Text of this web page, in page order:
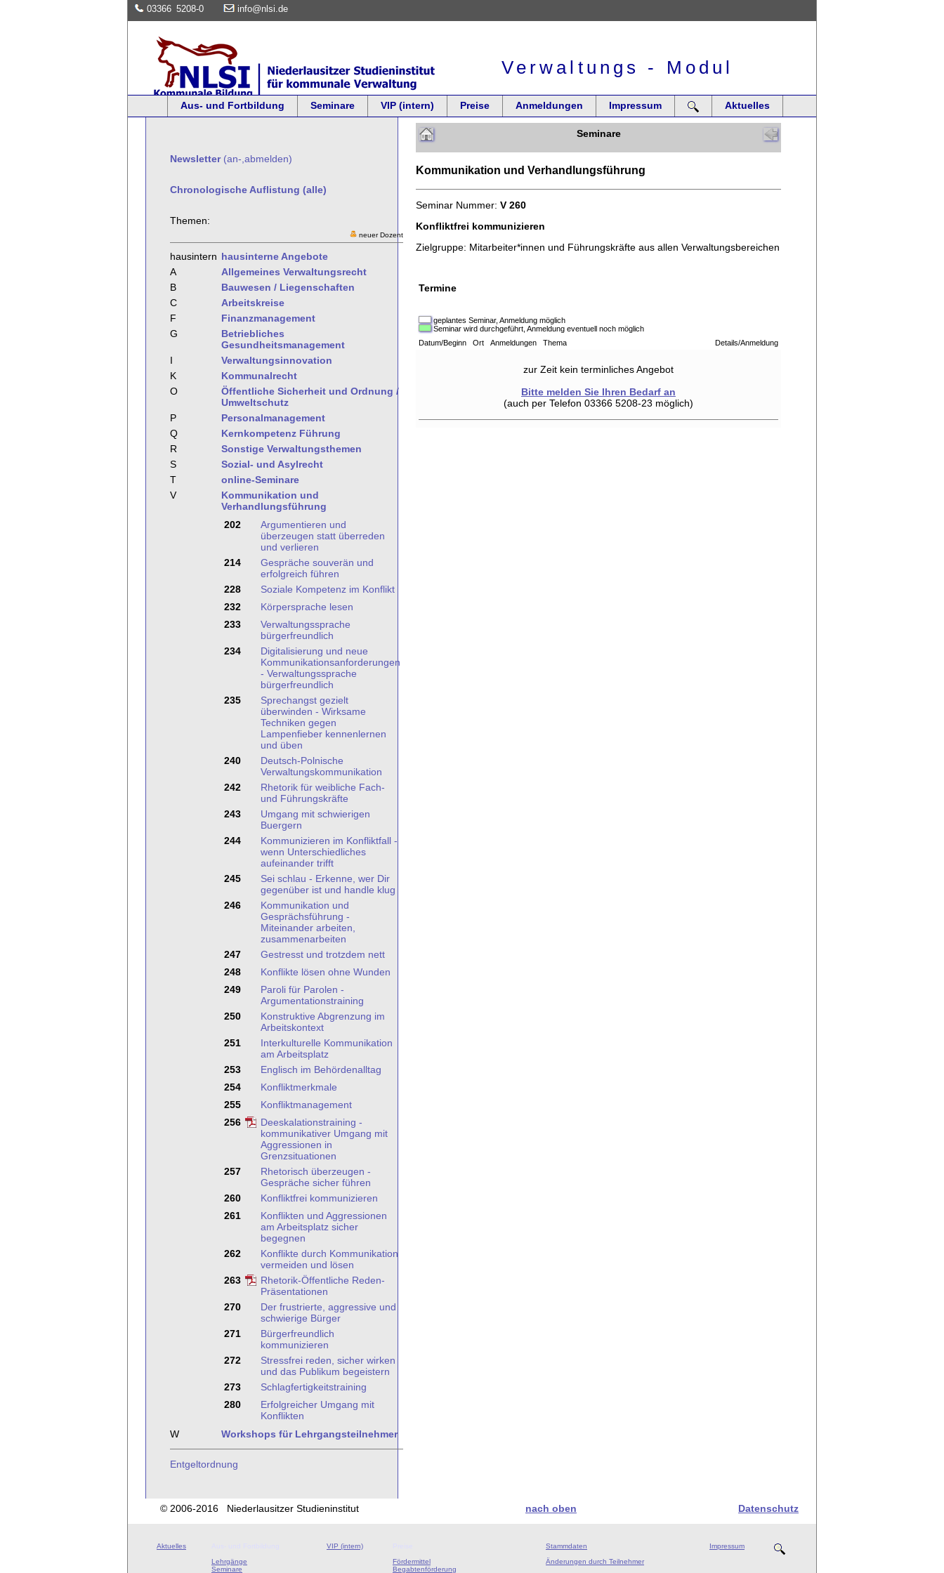
03366 5208-0 info@nlsi.de
Verwaltungs - Modul
Aus- und Fortbildung Seminare VIP (intern) Preise Anmeldungen Impressum Aktuelles
Newsletter(an-,abmelden)
Chronologische Auflistung (alle)
Themen:
neuer Dozent
hausintern hausinterne Angebote
A
Allgemeines Verwaltungsrecht
B
Bauwesen / Liegenschaften
C
Arbeitskreise
F
Finanzmanagement
G
Betriebliches
Gesundheitsmanagement
I
Verwaltungsinnovation
K
Kommunalrecht
O
Öffentliche Sicherheit und Ordnung /
Umweltschutz
P
Personalmanagement
Q
Kernkompetenz Führung
R
Sonstige Verwaltungsthemen
S
Sozial- und Asylrecht
T
online-Seminare
V
Kommunikation und
Verhandlungsführung
202
Argumentieren und
überzeugen statt überreden
und verlieren
214
Gespräche souverän und
erfolgreich führen
228
Soziale Kompetenz im Konflikt
232
Körpersprache lesen
233
Verwaltungssprache
bürgerfreundlich
234
Digitalisierung und neue
Kommunikationsanforderungen
- Verwaltungssprache
bürgerfreundlich
235
Sprechangst gezielt
überwinden - Wirksame
Techniken gegen
Lampenfieber kennenlernen
und üben
240
Deutsch-Polnische
Verwaltungskommunikation
242
Rhetorik für weibliche Fach-
und Führungskräfte
243
Umgang mit schwierigen
Buergern
244
Kommunizieren im Konfliktfall -
wenn Unterschiedliches
aufeinander trifft
245
Sei schlau - Erkenne, wer Dir
gegenüber ist und handle klug
246
Kommunikation und
Gesprächsführung -
Miteinander arbeiten,
zusammenarbeiten
247
Gestresst und trotzdem nett
248
Konflikte lösen ohne Wunden
249
Paroli für Parolen -
Argumentationstraining
250
Konstruktive Abgrenzung im
Arbeitskontext
251
Interkulturelle Kommunikation
am Arbeitsplatz
253
Englisch im Behördenalltag
254
Konfliktmerkmale
255
Konfliktmanagement
256
Deeskalationstraining -
kommunikativer Umgang mit
Aggressionen in
Grenzsituationen
257
Rhetorisch überzeugen -
Gespräche sicher führen
260
Konfliktfrei kommunizieren
261
Konflikten und Aggressionen
am Arbeitsplatz sicher
begegnen
262
Konflikte durch Kommunikation
vermeiden und lösen
263
Rhetorik-Öffentliche Reden-
Präsentationen
270
Der frustrierte, aggressive und
schwierige Bürger
271
Bürgerfreundlich
kommunizieren
272
Stressfrei reden, sicher wirken
und das Publikum begeistern
273
Schlagfertigkeitstraining
280
Erfolgreicher Umgang mit
Konflikten
W
Workshops für Lehrgangsteilnehmer
Entgeltordnung
Seminare
Kommunikation und Verhandlungsführung
Seminar Nummer: V 260
Konfliktfrei kommunizieren
Zielgruppe: Mitarbeiter*innen und Führungskräfte aus allen Verwaltungsbereichen
Termine
geplantes Seminar, Anmeldung möglich
Seminar wird durchgeführt, Anmeldung eventuell noch möglich
Datum/Beginn Ort Anmeldungen Thema
Details/Anmeldung
zur Zeit kein terminliches Angebot
Bitte melden Sie Ihren Bedarf an
(auch per Telefon 03366 5208-23 möglich)
© 2006-2016 Niederlausitzer Studieninstitut nach oben Datenschutz
Aktuelles
Lehrgänge
Seminare
VIP (intern)
Fördermittel
Begabtenförderung
Stammdaten
Änderungen durch Teilnehmer
Impressum